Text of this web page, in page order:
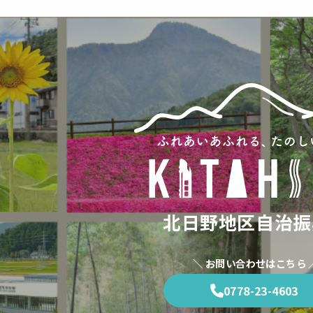
北日野地区自治
＼ お問い合わせはこちら
0778-23-4603